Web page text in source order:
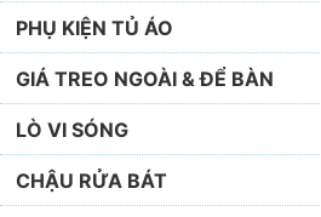
PHỤ KIỆN TỦ ÁO
GIÁ TREO NGOÀI & ĐỂ BÀN
LÒ VI SÓNG
CHẬU RỬA BÁT